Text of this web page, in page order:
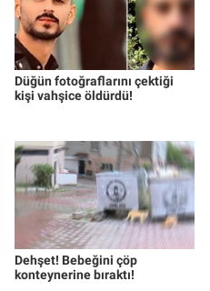
Düğün fotoğraflarını çektiği
kişi vahşice öldürdü!
Dehşet! Bebeğini çöp
konteynerine bıraktı!